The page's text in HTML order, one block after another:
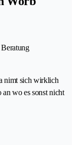
nimt sich wirklich
wo es sonst nicht